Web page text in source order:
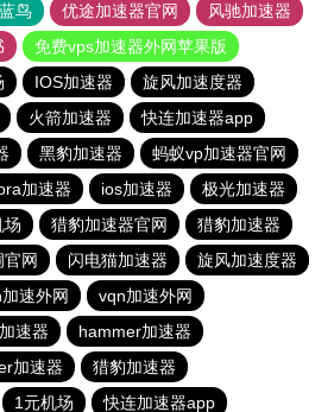
鸟 优途加速器官网
风驰加速器
免费vps加速器外网苹果版
IOS加速器
旋风加速度器
火箭加速器
快连加速器app
黑豹加速器
蚂蚁vp加速器官网
加速器 ios加速器
极光加速器
场 猎豹加速器官网
猎豹加速器
官网 闪电猫加速器
旋风加速度器
速外网
vqn加速外网
速器
hammer加速器
加速器
猎豹加速器
1元机场 快连加速器app